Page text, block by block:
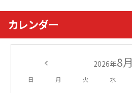
カレンダー
2026年8月
日 月 火 水